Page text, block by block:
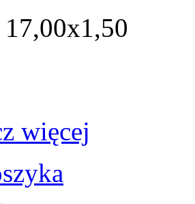
więcej